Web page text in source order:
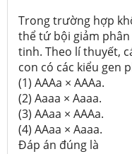
Trong trường hợp
thể tứ bội giảm
tinh. Theo lí thuyết,
con có các kiểu gen
(1) AAAa × AAAa.
(2) Aaaa × Aaaa.
(3) AAaa × AAAa.
(4) AAaa × Aaaa.
Đáp án đúng là